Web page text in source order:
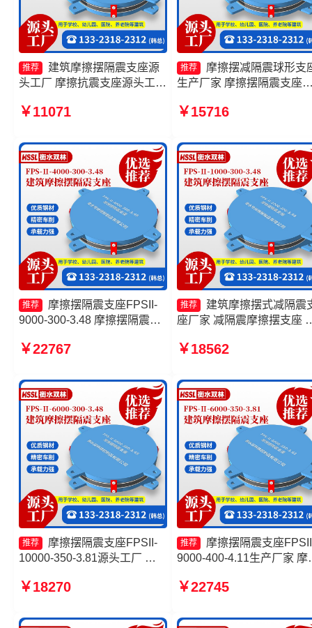
推荐
建筑摩擦摆隔震支座源
头工厂 摩擦抗震支座源头工厂
摩擦摆隔震支座FPSII-10000-
￥11071
推荐
摩擦摆减隔震球形支
生产厂家 摩擦摆隔震支座
厂 摩擦滑移隔震支座生产
300-3.48源头工厂
￥15716
推荐
摩擦摆隔震支座FPSII-
9000-300-3.48 摩擦摆隔震支
FPS建筑摩擦摆支座厂家
￥22767
推荐
建筑摩擦摆式减隔震
座厂家 减隔震摩擦摆支座
震支座FPS-Ⅱ-8000-200生
￥18562
推荐
摩擦摆隔震支座FPSII-
10000-350-3.81源头工厂 建
隔震支座FPSII-3000-300-
摆隔震支座源头工厂
￥18270
推荐
摩擦摆隔震支座
9000-400-4.11生产厂家 摩
隔振支座厂家 摩擦摆隔震
家
￥22745